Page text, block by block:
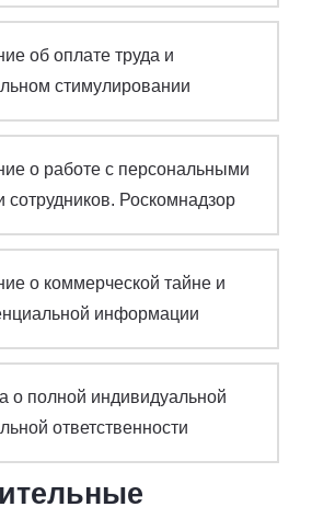
об оплате труда и
стимулировании
о работе с персональными
Роскомнадзор
о коммерческой тайне и
информации
о полной индивидуальной
ответственности